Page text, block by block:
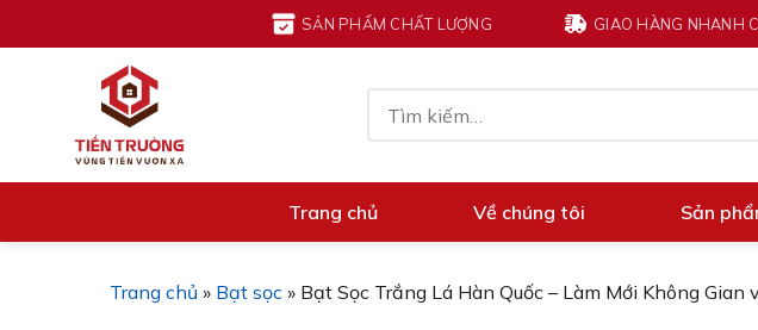
đến
SẢN PHẨM CHẤT LƯỢNG GIAO HÀNG NHANH
kiếm:
Trang chủ Về chúng tôi Sản
Trang chủ » Bạt sọc » Bạt Sọc Trắng Lá Hàn Quốc – Làm Mới Không